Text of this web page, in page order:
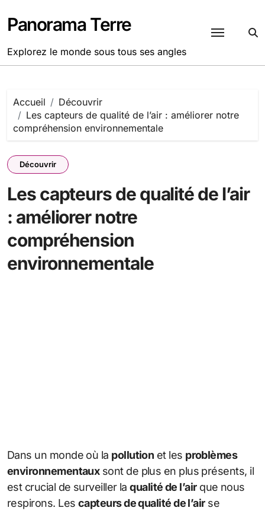
au
contenu
Panorama Terre
Explorez le monde sous tous ses angles
Accueil
Découvrir
Les capteurs de qualité de l’air : améliorer notre
compréhension environnementale
Découvrir
Les capteurs de qualité de l’air
: améliorer notre
compréhension
environnementale
Dans un monde où la pollution et les problèmes
environnementauxsont de plus en plus présents, il
est crucial de surveiller laqualité de l’airque nous
respirons. Les capteurs de qualité de l’airse